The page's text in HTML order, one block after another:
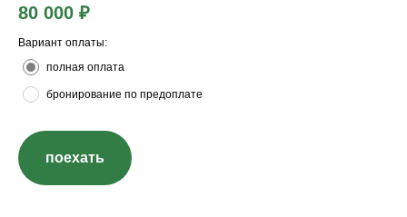
80 000 ₽
Вариант оплаты:
полная оплата
бронирование по предоплате
поехать